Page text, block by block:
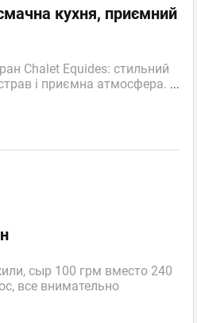
кухня, приємний
Chalet Equides: стильний
і приємна атмосфера. ...
сыр 100 грм вместо 240
все внимательно